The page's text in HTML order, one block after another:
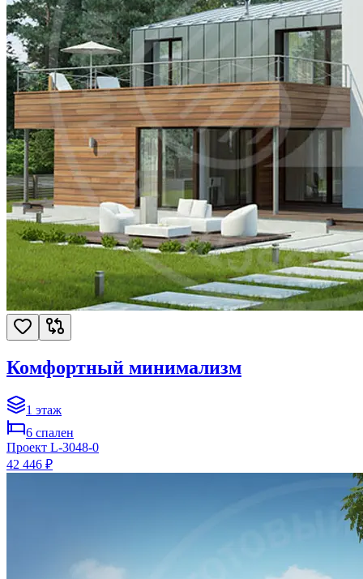
Комфортный минимализм
1 этаж
6 спален
Проект L-3048-0
42 446 ₽